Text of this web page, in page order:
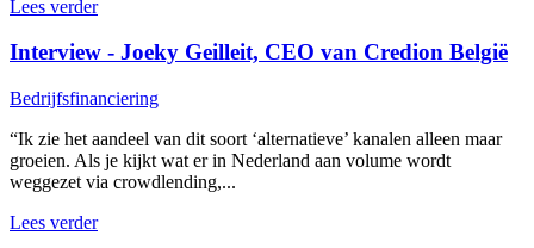
Lees verder
Interview - Joeky Geilleit, CEO van Credion België
Bedrijfsfinanciering
“Ik zie het aandeel van dit soort ‘alternatieve’ kanalen alleen maar
groeien. Als je kijkt wat er in Nederland aan volume wordt
weggezet via crowdlending,...
Lees verder